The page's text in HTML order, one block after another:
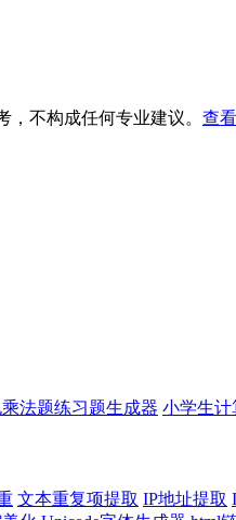
不构成任何专业建议。 查
法题练习题生成器 小学生计
文本重复项提取 IP地址提取